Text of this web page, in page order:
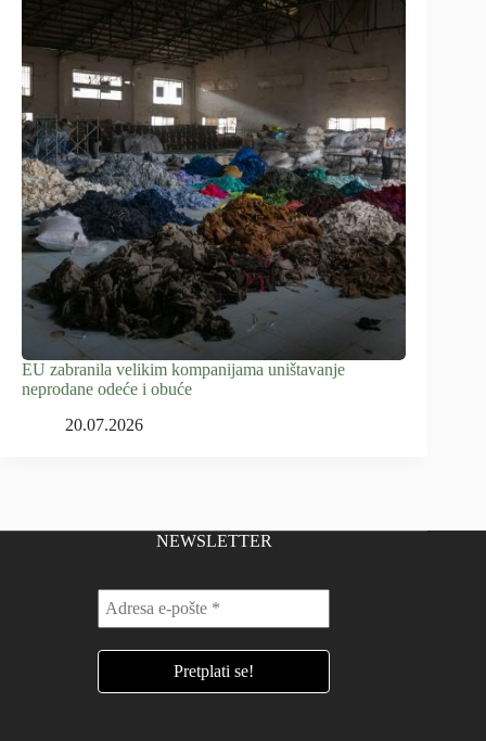
EU zabranila velikim kompanijama uništavanje
neprodane odeće i obuće
20.07.2026
NEWSLETTER